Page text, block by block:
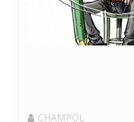
CHAMPOL